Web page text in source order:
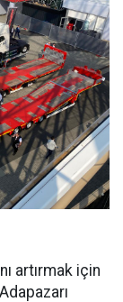
artırmak için